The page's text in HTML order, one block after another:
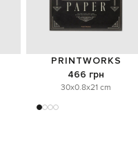
PRINTWORKS
466 грн
30x0.8x21 cm